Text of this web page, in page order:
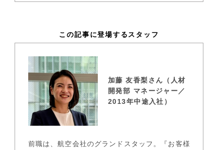
この記事に登場するスタッフ
加藤 友香梨さん（人材
開発部 マネージャー／
2013年中途入社）
前職は、航空会社のグランドスタッフ。『お客様